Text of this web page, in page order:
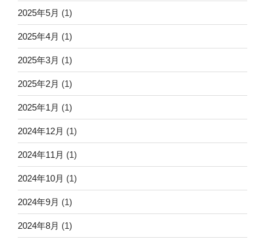
2025年5月 (1)
2025年4月 (1)
2025年3月 (1)
2025年2月 (1)
2025年1月 (1)
2024年12月 (1)
2024年11月 (1)
2024年10月 (1)
2024年9月 (1)
2024年8月 (1)